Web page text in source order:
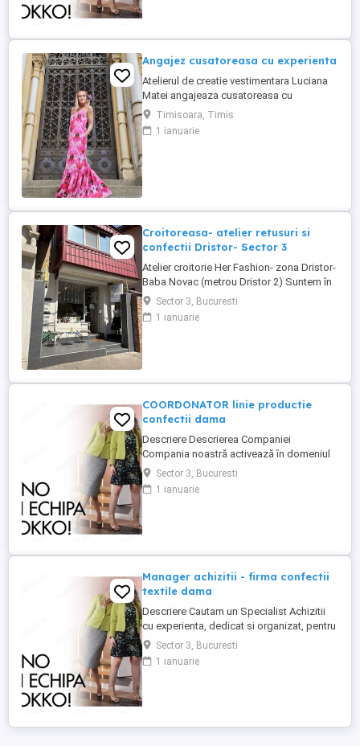
Angajez cusatoreasa cu experienta
Atelierul de creatie vestimentara Luciana
Matei angajeaza cusatoreasa cu
experienta. Cerinte: - experienta minim 5
ani in industria confectiilor; - atentie la
detalii, finisaje si indemanare penrru
Timisoara, Timis
1 ianuarie
Croitoreasa- atelier retusuri si
confectii Dristor- Sector 3
Atelier croitorie Her Fashion- zona Dristor-
Baba Novac (metrou Dristor 2) Suntem în
căutarea unei croitorese talentata și
pasionata pentru a se alătura atelierului
nostru. Dacă aveți experiență în croitorie,
Sector 3, Bucuresti
1 ianuarie
COORDONATOR linie productie
confectii dama
Descriere Descrierea Companiei
Compania noastră activează în domeniul
confecțiilor textile pentru dama și se
remarcă prin calitatea produselor
realizate. Căutăm Coordonator linie de
Sector 3, Bucuresti
1 ianuarie
Manager achizitii - firma confectii
textile dama
Descriere Cautam un Specialist Achizitii
cu experienta, dedicat si organizat, pentru
a se alatura echipei noastre. Daca esti
pasionat de gestionarea relatiilor cu
furnizorii si de coordonarea proceselor de
Sector 3, Bucuresti
1 ianuarie